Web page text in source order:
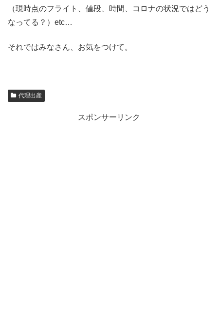
（現時点のフライト、値段、時間、コロナの状況ではどう
なってる？）etc…
それではみなさん、お気をつけて。
代理出産
スポンサーリンク